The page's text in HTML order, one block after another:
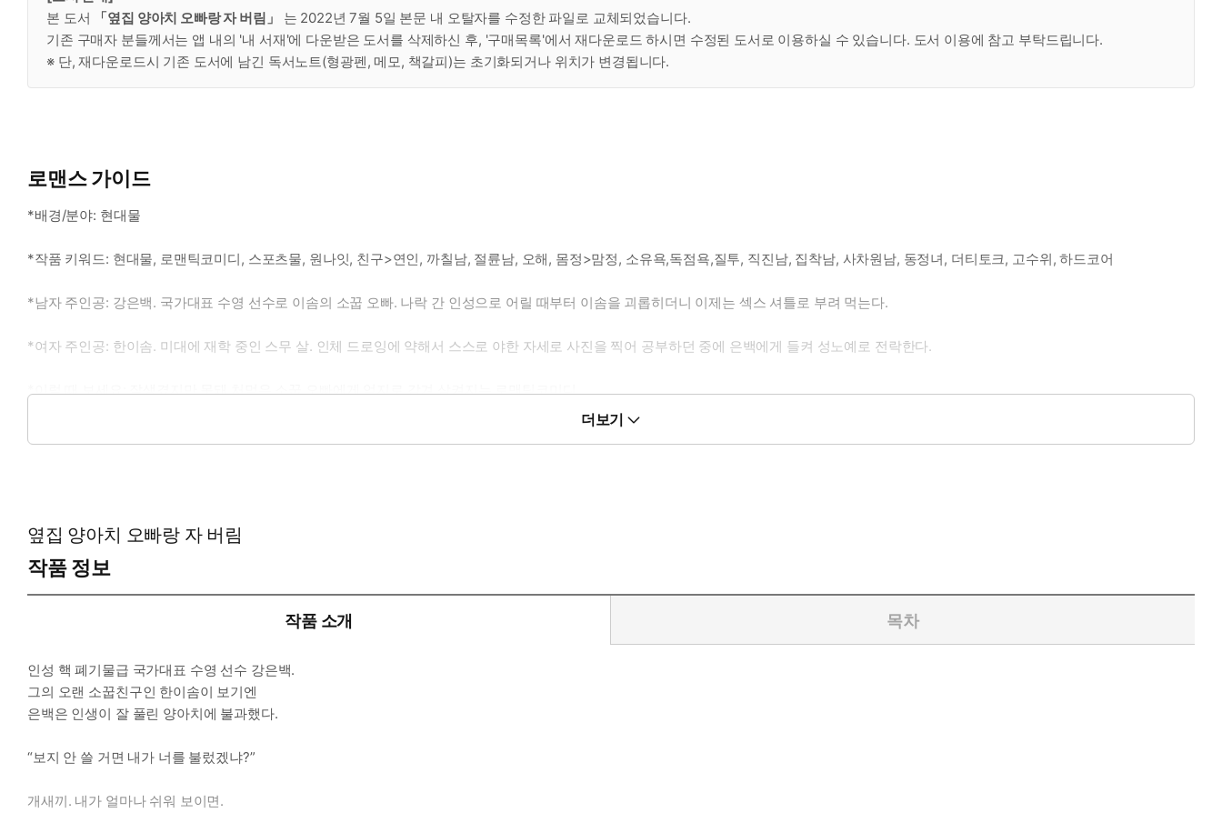
본 도서
「옆집 양아치 오빠랑 자 버림」
는 2022년 7월 5일 본문 내 오탈자를 수정한 파일로 교체되었습니다.
기존 구매자 분들께서는 앱 내의 '내 서재'에 다운받은 도서를 삭제하신 후, '구매목록'에서 재다운로드 하시면 수정된 도서로 이용하실 수 있습니다. 도서 이용에 참고 부탁드립니다.
※ 단, 재다운로드시 기존 도서에 남긴 독서노트(형광펜, 메모, 책갈피)는 초기화되거나 위치가 변경됩니다.
로맨스 가이드
*배경/분야: 현대물
*작품 키워드: 현대물, 로맨틱코미디, 스포츠물, 원나잇, 친구>연인, 까칠남, 절륜남, 오해, 몸정>맘정, 소유욕,독점욕,질투, 직진남, 집착남, 사차원남, 동정녀, 더티토크, 고수위, 하드코어
*남자 주인공: 강은백. 국가대표 수영 선수로 이솜의 소꿉 오빠. 나락 간 인성으로 어릴 때부터 이솜을 괴롭히더니 이제는 섹스 셔틀로 부려 먹는다.
*여자 주인공: 한이솜. 미대에 재학 중인 스무 살. 인체 드로잉에 약해서 스스로 야한 자세로 사진을 찍어 공부하던 중에 은백에게 들켜 성노예로 전락한다.
*이럴 때 보세요: 잘생겼지만 못돼 처먹은 소꿉 오빠에게 억지로 감겨 삼켜지는 로맨틱코미디.
더보기
옆집 양아치 오빠랑 자 버림
작품 정보
작품 소개 목차
인성 핵 폐기물급 국가대표 수영 선수 강은백.
그의 오랜 소꿉친구인 한이솜이 보기엔
은백은 인생이 잘 풀린 양아치에 불과했다.
“보지 안 쓸 거면 내가 너를 불렀겠냐?”
개새끼. 내가 얼마나 쉬워 보이면.